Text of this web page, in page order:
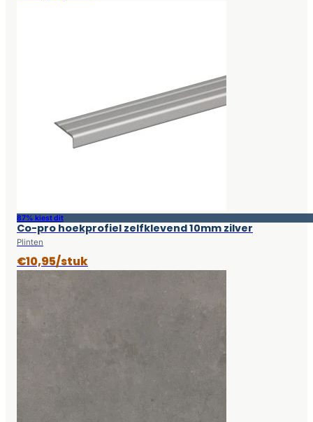
87% kiest dit
Co-pro hoekprofiel zelfklevend 10mm zilver
Plinten
€10,95/stuk